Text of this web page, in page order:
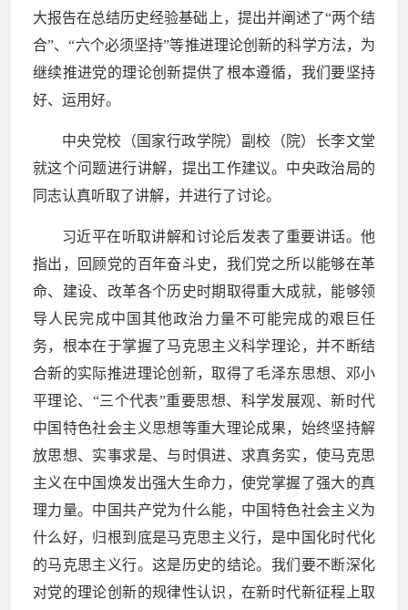
大报告在总结历史经验基础上，提出并阐述了“两个结
合”、“六个必须坚持”等推进理论创新的科学方法，为
继续推进党的理论创新提供了根本遵循，我们要坚持
好、运用好。
中央党校（国家行政学院）副校（院）长李文堂
就这个问题进行讲解，提出工作建议。中央政治局的
同志认真听取了讲解，并进行了讨论。
习近平在听取讲解和讨论后发表了重要讲话。他
指出，回顾党的百年奋斗史，我们党之所以能够在革
命、建设、改革各个历史时期取得重大成就，能够领
导人民完成中国其他政治力量不可能完成的艰巨任
务，根本在于掌握了马克思主义科学理论，并不断结
合新的实际推进理论创新，取得了毛泽东思想、邓小
平理论、“三个代表”重要思想、科学发展观、新时代
中国特色社会主义思想等重大理论成果，始终坚持解
放思想、实事求是、与时俱进、求真务实，使马克思
主义在中国焕发出强大生命力，使党掌握了强大的真
理力量。中国共产党为什么能，中国特色社会主义为
什么好，归根到底是马克思主义行，是中国化时代化
的马克思主义行。这是历史的结论。我们要不断深化
对党的理论创新的规律性认识，在新时代新征程上取